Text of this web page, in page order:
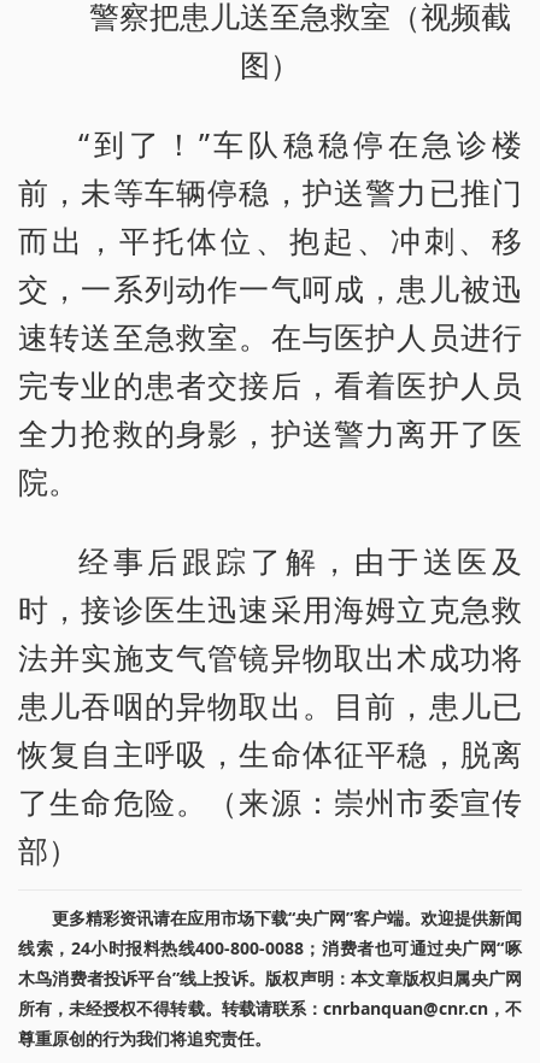
警察把患儿送至急救室（视频截
图）
“到了！”车队稳稳停在急诊楼
前，未等车辆停稳，护送警力已推门
而出，平托体位、抱起、冲刺、移
交，一系列动作一气呵成，患儿被迅
速转送至急救室。在与医护人员进行
完专业的患者交接后，看着医护人员
全力抢救的身影，护送警力离开了医
院。
经事后跟踪了解，由于送医及
时，接诊医生迅速采用海姆立克急救
法并实施支气管镜异物取出术成功将
患儿吞咽的异物取出。目前，患儿已
恢复自主呼吸，生命体征平稳，脱离
了生命危险。（来源：崇州市委宣传
部）
更多精彩资讯请在应用市场下载“央广网”客户端。欢迎提供新闻
线索，24小时报料热线400-800-0088；消费者也可通过央广网“啄
木鸟消费者投诉平台”线上投诉。版权声明：本文章版权归属央广网
所有，未经授权不得转载。转载请联系：cnrbanquan@cnr.cn，不
尊重原创的行为我们将追究责任。